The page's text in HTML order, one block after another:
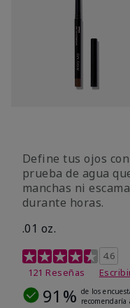
Define tus ojos
prueba de agua
manchas ni
durante horas.
.01 oz.
Calificación de
4.6
121 Reseñas
91% de los